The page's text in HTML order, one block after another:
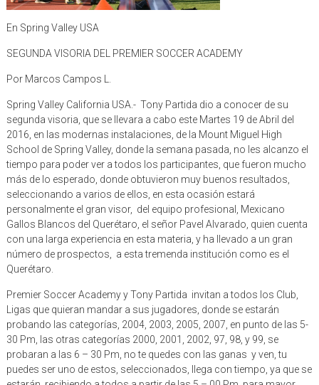
En Spring Valley USA
SEGUNDA VISORIA DEL PREMIER SOCCER ACADEMY
Por Marcos Campos L.
Spring Valley California USA.- Tony Partida dio a conocer de su
segunda visoria, que se llevara a cabo este Martes 19 de Abril del
2016, en las modernas instalaciones, de la Mount Miguel High
School de Spring Valley, donde la semana pasada, no les alcanzo el
tiempo para poder ver a todos los participantes, que fueron mucho
más de lo esperado, donde obtuvieron muy buenos resultados,
seleccionando a varios de ellos, en esta ocasión estará
personalmente el gran visor, del equipo profesional, Mexicano
Gallos Blancos del Querétaro, el señor Pavel Alvarado, quien cuenta
con una larga experiencia en esta materia, y ha llevado a un gran
número de prospectos, a esta tremenda institución como es el
Querétaro.
Premier Soccer Academy y Tony Partida invitan a todos los Club,
Ligas que quieran mandar a sus jugadores, donde se estarán
probando las categorías, 2004, 2003, 2005, 2007, en punto de las 5-
30 Pm, las otras categorías 2000, 2001, 2002, 97, 98, y 99, se
probaran a las 6 – 30 Pm, no te quedes con las ganas y ven, tu
puedes ser uno de estos, seleccionados, llega con tiempo, ya que se